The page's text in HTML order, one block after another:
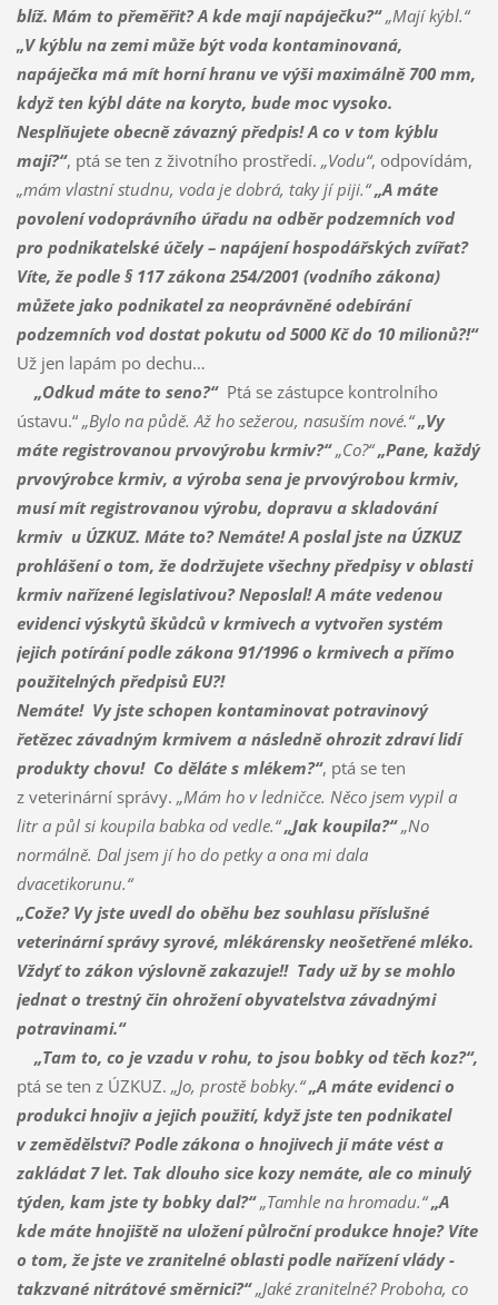
blíž. Mám to přeměřit? A kde mají napáječku?“ „Mají kýbl.“
„V kýblu na zemi může být voda kontaminovaná,
napáječka má mít horní hranu ve výši maximálně 700 mm,
když ten kýbl dáte na koryto, bude moc vysoko.
Nesplňujete obecně závazný předpis! A co v tom kýblu
mají?“, ptá se ten z životního prostředí. „Vodu“, odpovídám,
„mám vlastní studnu, voda je dobrá, taky jí piji.“ „A máte
povolení vodoprávního úřadu na odběr podzemních vod
pro podnikatelské účely – napájení hospodářských zvířat?
Víte, že podle § 117 zákona 254/2001 (vodního zákona)
můžete jako podnikatel za neoprávněné odebírání
podzemních vod dostat pokutu od 5000 Kč do 10 milionů?!“
Už jen lapám po dechu…
„Odkud máte to seno?“ Ptá se zástupce kontrolního
ústavu.“ „Bylo na půdě. Až ho sežerou, nasuším nové.“ „Vy
máte registrovanou prvovýrobu krmiv?“ „Co?“ „Pane, každý
prvovýrobce krmiv, a výroba sena je prvovýrobou krmiv,
musí mít registrovanou výrobu, dopravu a skladování
krmiv u ÚZKUZ. Máte to? Nemáte! A poslal jste na ÚZKUZ
prohlášení o tom, že dodržujete všechny předpisy v oblasti
krmiv nařízené legislativou? Neposlal! A máte vedenou
evidenci výskytů škůdců v krmivech a vytvořen systém
jejich potírání podle zákona 91/1996 o krmivech a přímo
použitelných předpisů EU?!
Nemáte! Vy jste schopen kontaminovat potravinový
řetězec závadným krmivem a následně ohrozit zdraví lidí
produkty chovu! Co děláte s mlékem?“, ptá se ten
z veterinární správy. „Mám ho v ledničce. Něco jsem vypil a
litr a půl si koupila babka od vedle.“ „Jak koupila?“ „No
normálně. Dal jsem jí ho do petky a ona mi dala
dvacetikorunu.“
„Cože? Vy jste uvedl do oběhu bez souhlasu příslušné
veterinární správy syrové, mlékárensky neošetřené mléko.
Vždyť to zákon výslovně zakazuje!! Tady už by se mohlo
jednat o trestný čin ohrožení obyvatelstva závadnými
potravinami.“
„Tam to, co je vzadu v rohu, to jsou bobky od těch koz?“,
ptá se ten z ÚZKUZ. „Jo, prostě bobky.“ „A máte evidenci o
produkci hnojiv a jejich použití, když jste ten podnikatel
v zemědělství? Podle zákona o hnojivech jí máte vést a
zakládat 7 let. Tak dlouho sice kozy nemáte, ale co minulý
týden, kam jste ty bobky dal?“ „Tamhle na hromadu.“ „A
kde máte hnojiště na uložení půlroční produkce hnoje? Víte
o tom, že jste ve zranitelné oblasti podle nařízení vlády -
takzvané nitrátové směrnici?“ „Jaké zranitelné? Proboha, co